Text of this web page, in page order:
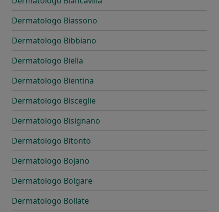
Dermatologo Biassono
Dermatologo Bibbiano
Dermatologo Biella
Dermatologo Bientina
Dermatologo Bisceglie
Dermatologo Bisignano
Dermatologo Bitonto
Dermatologo Bojano
Dermatologo Bolgare
Dermatologo Bollate